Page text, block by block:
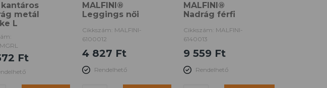
kantáros
metál
L
Ft
MALFINI®
Leggings női
Cikkszám: MALFINI-
6100012
4 827 Ft
Rendelhető
MALFINI®
Nadrág férfi
Cikkszám: MALFINI-
6140013
9 559 Ft
Rendelhető